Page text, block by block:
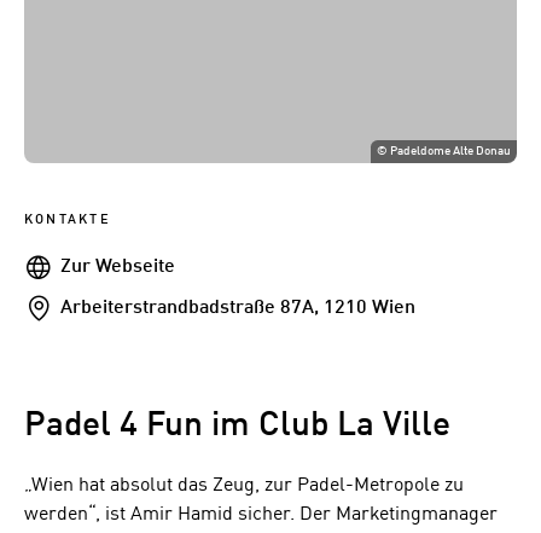
© Padeldome Alte Donau
KONTAKTE
WebseiteZur Webseite
Addresse
Arbeiterstrandbadstraße 87A, 1210 Wien
Padel 4 Fun im Club La Ville
„Wien hat absolut das Zeug, zur Padel-Metropole zu
werden“, ist Amir Hamid sicher. Der Marketingmanager